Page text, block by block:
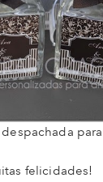
felicidades!